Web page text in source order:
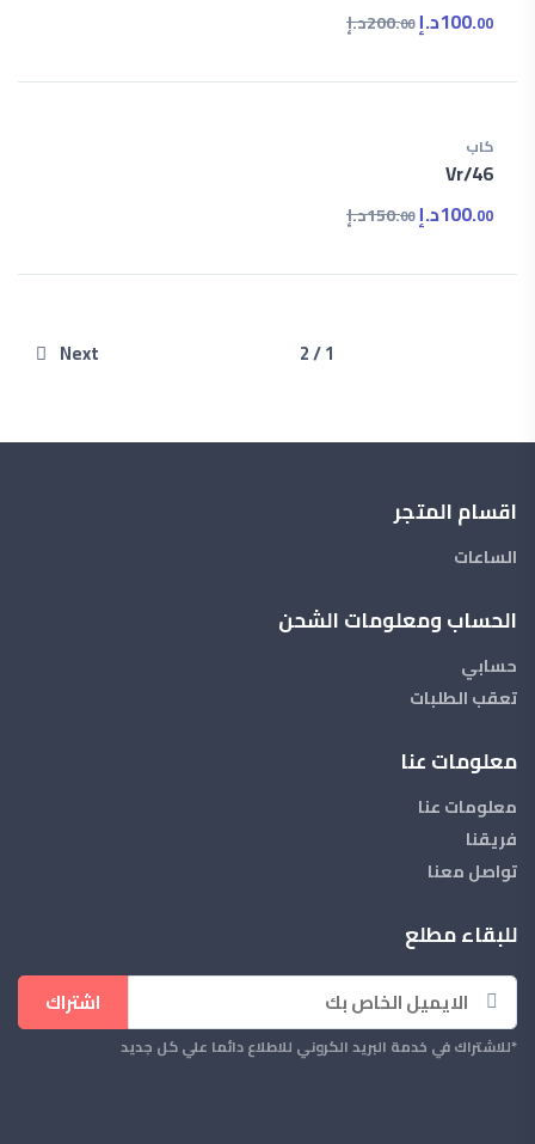
100.00 د.إ 200.00 د.إ
كاب
Vr/46
100.00 د.إ 150.00 د.إ
1 / 2
Next
اقسام المتجر
الساعات
الحساب ومعلومات الشحن
حسابي
تعقب الطلبات
معلومات عنا
معلومات عنا
فريقنا
تواصل معنا
للبقاء مطلع
اشتراك
*للاشتراك في خدمة البريد الكروني للاطلاع دائما علي كل جديد